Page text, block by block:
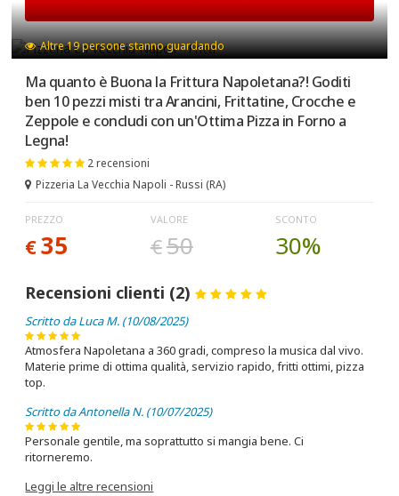
Altre19persone stanno guardando
Ma quanto è Buona la Frittura Napoletana?! Goditi
ben 10 pezzi misti tra Arancini, Frittatine, Crocche e
Zeppole e concludi con un'Ottima Pizza in Forno a
Legna!
2 recensioni
Pizzeria La Vecchia Napoli - Russi (RA)
PREZZO
€35
VALORE
€50
SCONTO
30%
Recensioni clienti (2)
Scritto da Luca M. (10/08/2025)
Atmosfera Napoletana a 360 gradi, compreso la musica dal vivo.
Materie prime di ottima qualità, servizio rapido, fritti ottimi, pizza
top.
Scritto da Antonella N. (10/07/2025)
Personale gentile, ma soprattutto si mangia bene. Ci
ritorneremo.
Leggi le altre recensioni